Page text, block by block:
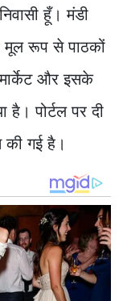
हूँ। मंडी
रूप से पाठकों
और इसके
है। पोर्टल पर दी
की गई है।